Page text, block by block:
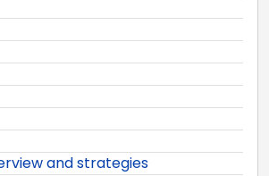
and strategies